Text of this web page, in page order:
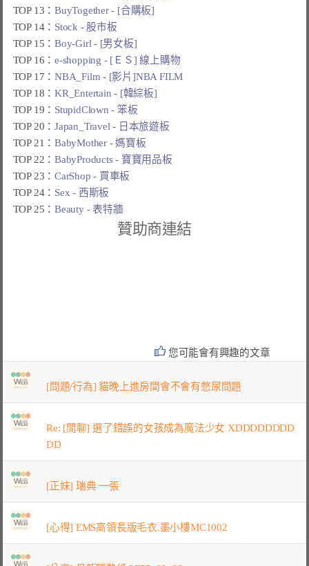
TOP 13：BuyTogether - [合購板]
TOP 14： Stock - 股市板
TOP 15：Boy-Girl - [男女板]
TOP 16：e-shopping - [ＥＳ] 線上購物
TOP 17：NBA_Film - [影片]NBA FILM
TOP 18：KR_Entertain - [韓綜板]
TOP 19： StupidClown - 笨板
TOP 20：Japan_Travel - 日本旅遊板
TOP 21：BabyMother - 媽寶板
TOP 22：BabyProducts - 寶寶用品板
TOP 23：CarShop - 買車板
TOP 24： Sex - 西斯板
TOP 25：Beauty - 表特牆
贊助商連結
您可能會有興趣的文章
[問題/行為] 貓晚上進房間會不會有憋尿問題
Re: [閒聊] 選了錯誤的女孩成為魔法少女 XDDDDDDDD
DD
[正妹] 瑞典 一張
[心得] EMS高領長版毛衣.墨小樓MC1002